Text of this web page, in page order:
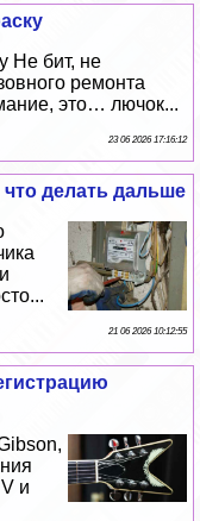
Не бит, не
ремонта
это… лючок...
23 06 2026 17:16:12
делать дальше
21 06 2026 10:12:55
и